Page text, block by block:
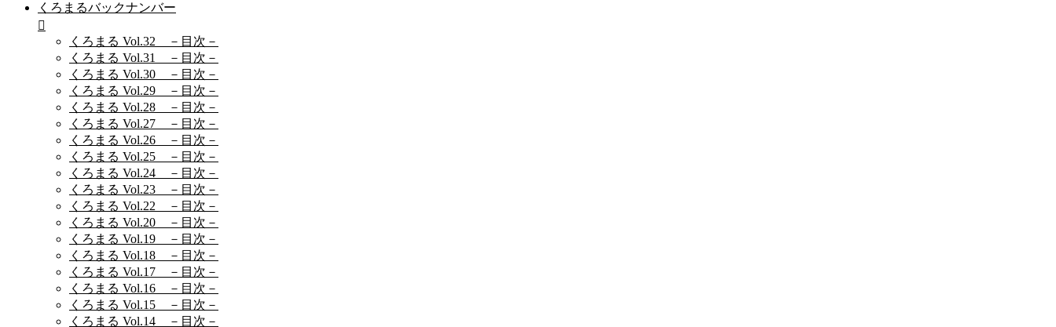
くろまるバックナンバー
くろまる Vol.32 －目次－
くろまる Vol.31 －目次－
くろまる Vol.30 －目次－
くろまる Vol.29 －目次－
くろまる Vol.28 －目次－
くろまる Vol.27 －目次－
くろまる Vol.26 －目次－
くろまる Vol.25 －目次－
くろまる Vol.24 －目次－
くろまる Vol.23 －目次－
くろまる Vol.22 －目次－
くろまる Vol.20 －目次－
くろまる Vol.19 －目次－
くろまる Vol.18 －目次－
くろまる Vol.17 －目次－
くろまる Vol.16 －目次－
くろまる Vol.15 －目次－
くろまる Vol.14 －目次－